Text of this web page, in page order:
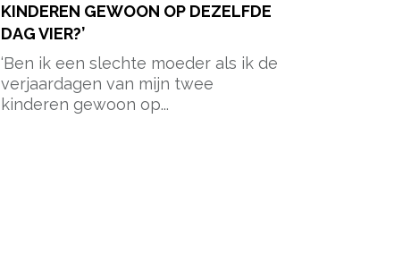
KINDEREN GEWOON OP DEZELFDE
DAG VIER?’
‘Ben ik een slechte moeder als ik de
verjaardagen van mijn twee
kinderen gewoon op...